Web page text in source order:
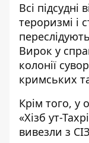
Всі
тероризмі і
Вирок у
колонії
кримських
Крім того, у
«Хізб ут-
вивезли з